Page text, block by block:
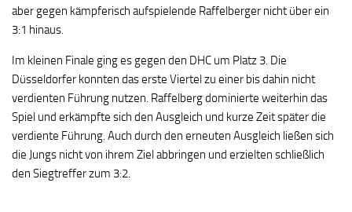
aber gegen kämpferisch aufspielende Raffelberger nicht über ein
3:1 hinaus.
Im kleinen Finale ging es gegen den DHC um Platz 3. Die
Düsseldorfer konnten das erste Viertel zu einer bis dahin nicht
verdienten Führung nutzen. Raffelberg dominierte weiterhin das
Spiel und erkämpfte sich den Ausgleich und kurze Zeit später die
verdiente Führung. Auch durch den erneuten Ausgleich ließen sich
die Jungs nicht von ihrem Ziel abbringen und erzielten schließlich
den Siegtreffer zum 3:2.